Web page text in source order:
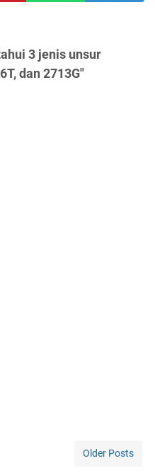
3 jenis unsur
dan 2713G"
Older Posts